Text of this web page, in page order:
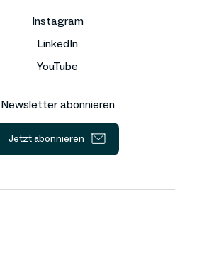
Instagram
LinkedIn
YouTube
Newsletter abonnieren
Jetzt abonnieren